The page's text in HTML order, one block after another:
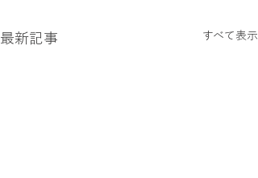
最新記事 すべて表示